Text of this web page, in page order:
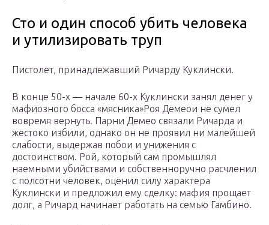
Сто и один способ убить человека
и утилизировать труп
Пистолет, принадлежавший Ричарду Куклински.
В конце 50-х — начале 60-х Куклински занял денег у
мафиозного босса «мясника»Роя Демеои не сумел
вовремя вернуть. Парни Демео связали Ричарда и
жестоко избили, однако он не проявил ни малейшей
слабости, выдержав побои и унижения с
достоинством. Рой, который сам промышлял
наемными убийствами и собственноручно расчленил
с полсотни человек, оценил силу характера
Куклински и предложил ему сделку: мафия прощает
долг, а Ричард начинает работать на семью Гамбино.